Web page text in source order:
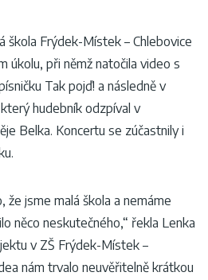
škola Frýdek-Místek – Chlebovice
úkolu, při němž natočila video s
Tak pojď! a následně v
hudebník odzpíval v
Belka. Koncertu se zúčastnily i
že jsme malá škola a nemáme
něco neskutečného,“ řekla Lenka
v ZŠ Frýdek-Místek –
nám trvalo neuvěřitelně krátkou